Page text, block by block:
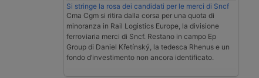
Si stringe la rosa dei candidati per le merci di Sncf
Cma Cgm si ritira dalla corsa per una quota di
minoranza in Rail Logistics Europe, la divisione
ferroviaria merci di Sncf. Restano in campo Ep
Group di Daniel Křetínský, la tedesca Rhenus e un
fondo d’investimento non ancora identificato.